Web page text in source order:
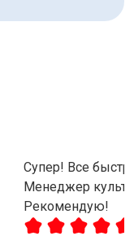
Супер! Все
Менеджер
Рекомендую!